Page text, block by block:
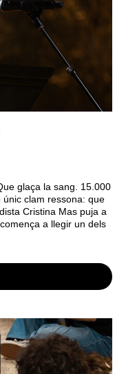
glaça la sang. 15.000
clam ressona: que
Cristina Mas puja a
a llegir un dels